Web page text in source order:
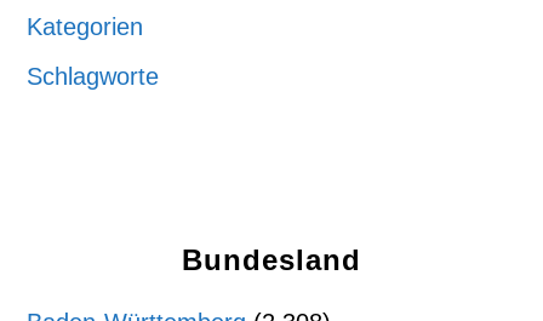
Kategorien
Schlagworte
Bundesland